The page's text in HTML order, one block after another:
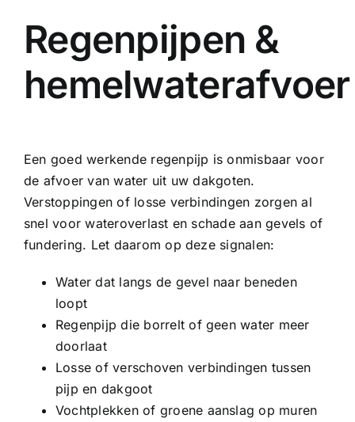
Regenpijpen &
hemelwaterafvoer
Een goed werkende regenpijp is onmisbaar voor
de afvoer van water uit uw dakgoten.
Verstoppingen of losse verbindingen zorgen al
snel voor wateroverlast en schade aan gevels of
fundering. Let daarom op deze signalen:
Water dat langs de gevel naar beneden
loopt
Regenpijp die borrelt of geen water meer
doorlaat
Losse of verschoven verbindingen tussen
pijp en dakgoot
Vochtplekken of groene aanslag op muren